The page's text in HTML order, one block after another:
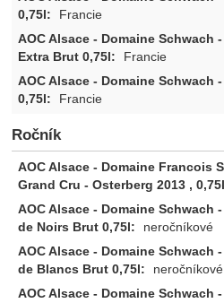
Francie
Francie
Francie
Ročník
neročníkové
neročníkové